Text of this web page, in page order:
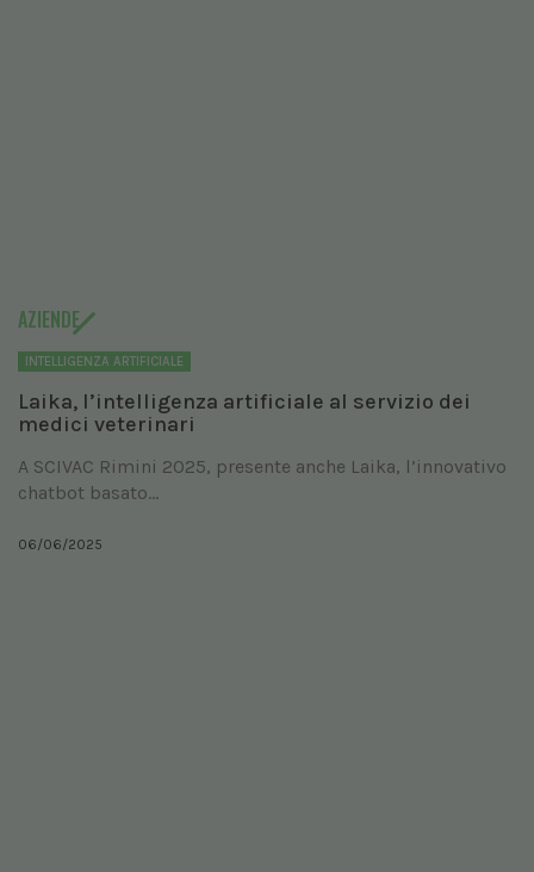
AZIENDE
INTELLIGENZA ARTIFICIALE
Laika, l’intelligenza artificiale al servizio dei
medici veterinari
A SCIVAC Rimini 2025, presente anche Laika, l’innovativo
chatbot basato...
06/06/2025